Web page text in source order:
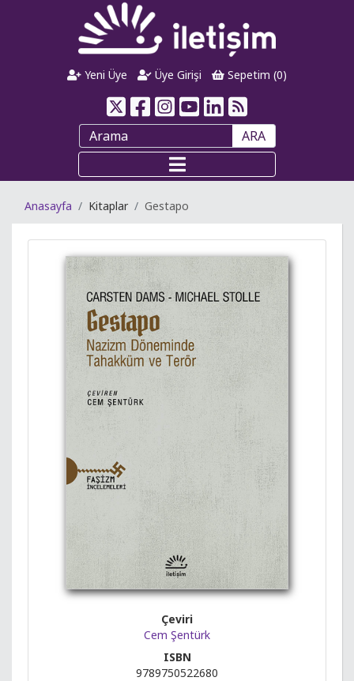
Yeni Üye Üye Girişi Sepetim (0)
ARA
Anasayfa Kitaplar Gestapo
Çeviri
Cem Şentürk
ISBN
9789750522680